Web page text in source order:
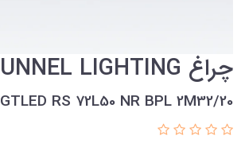
چراغ TUNNEL LIGHTING
GTLED RS 72L50 NR BPL 2M32/20